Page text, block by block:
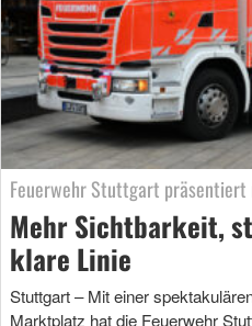
Feuerwehr Stuttgart präsentiert
Mehr Sichtbarkeit,
klare Linie
Stuttgart – Mit einer
Marktplatz hat die Feuerwehr